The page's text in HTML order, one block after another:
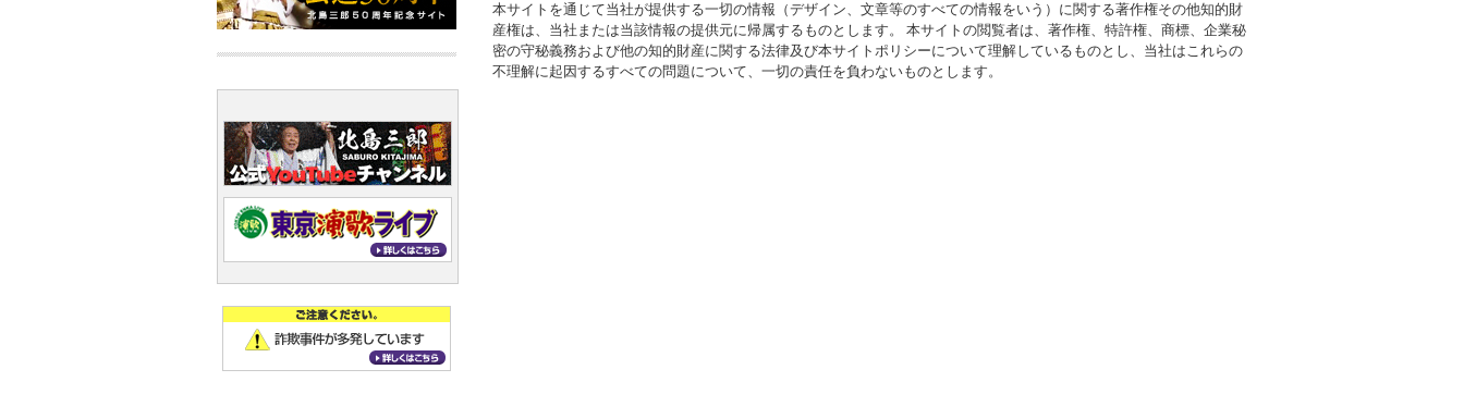
本サイトを通じて当社が提供する一切の情報（デザイン、文章等のすべての情報をいう）に関する著作権その他知的財
産権は、当社または当該情報の提供元に帰属するものとします。 本サイトの閲覧者は、著作権、特許権、商標、企業秘
密の守秘義務および他の知的財産に関する法律及び本サイトポリシーについて理解しているものとし、当社はこれらの
不理解に起因するすべての問題について、一切の責任を負わないものとします。